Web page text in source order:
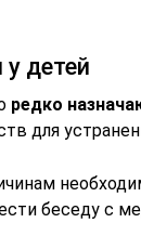
детей
редко
для
беседу с